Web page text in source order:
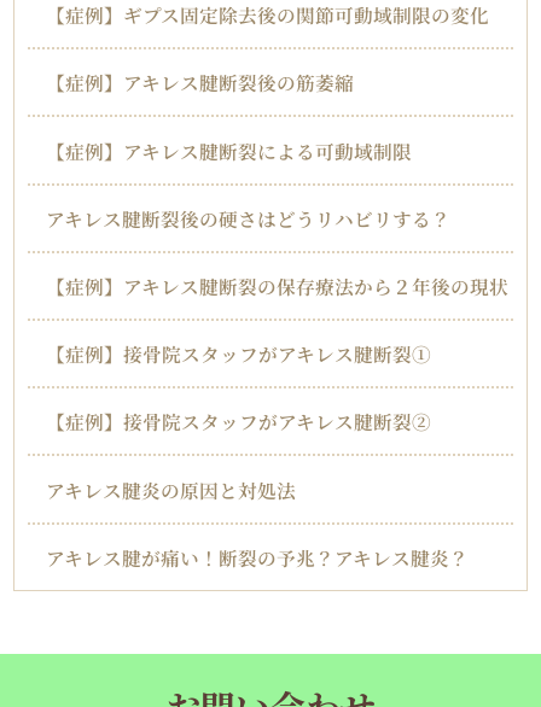
【症例】ギプス固定除去後の関節可動域制限の変化
【症例】アキレス腱断裂後の筋萎縮
【症例】アキレス腱断裂による可動域制限
アキレス腱断裂後の硬さはどうリハビリする？
【症例】アキレス腱断裂の保存療法から２年後の現状
【症例】接骨院スタッフがアキレス腱断裂①
【症例】接骨院スタッフがアキレス腱断裂②
アキレス腱炎の原因と対処法
アキレス腱が痛い！断裂の予兆？アキレス腱炎？